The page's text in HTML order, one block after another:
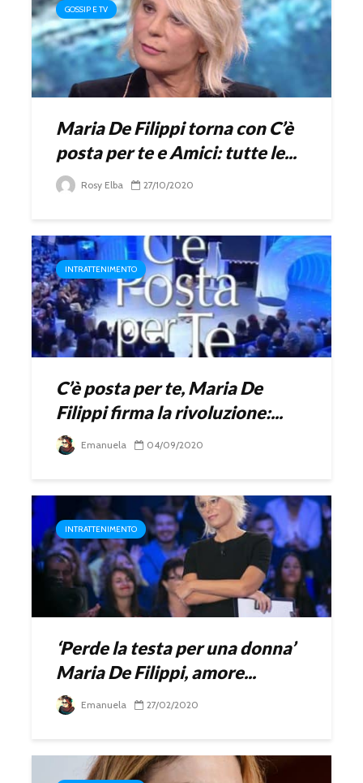
GOSSIP E TV
Maria De Filippi torna con C’è
posta per te e Amici: tutte le...
Rosy Elba 27/10/2020
INTRATTENIMENTO
C’è posta per te, Maria De
Filippi firma la rivoluzione:...
Emanuela 04/09/2020
INTRATTENIMENTO
‘Perde la testa per una donna’
Maria De Filippi, amore...
Emanuela 27/02/2020